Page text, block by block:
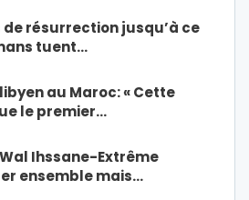
de résurrection jusqu’à ce
tuent…
au Maroc: « Cette
le premier…
Ihssane-Extrême
ensemble mais…